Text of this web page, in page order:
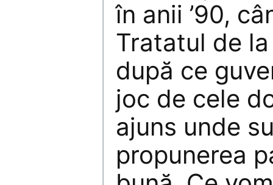
în anii ’90,
Tratatul de
după ce
joc de cele
ajuns unde
propunerea